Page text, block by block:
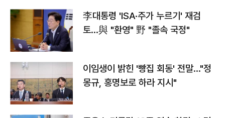
李대통령 'ISA·주가 누르기' 재검
토…與 "환영" 野 "졸속 국정"
이임생이 밝힌 '빵집 회동' 전말…"정
몽규, 홍명보로 하라 지시"